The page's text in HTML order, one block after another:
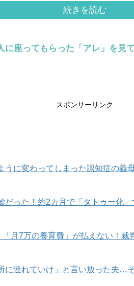
続きを読む
座ってもらった「アレ」を見て
スポンサーリンク
うに変わってしまった認知症の義
だった！約2カ月で「タトゥー化
月7万の養育費」が払えない！
に連れていけ」と言い放った夫…